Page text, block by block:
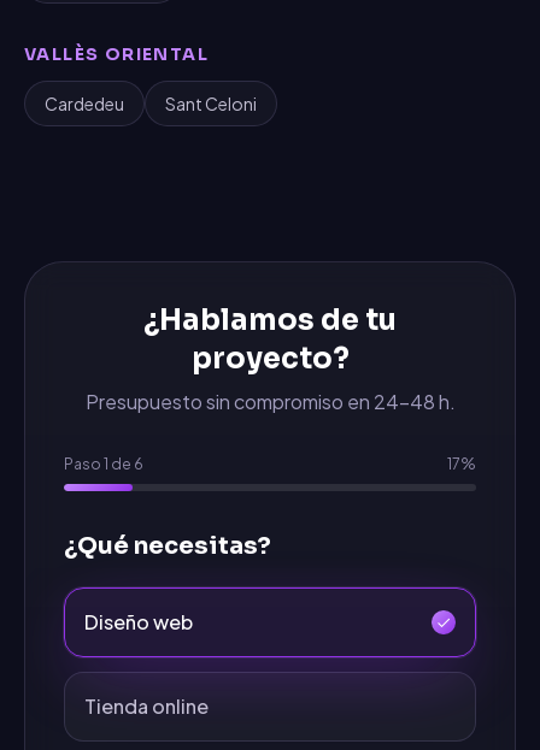
VALLÈS ORIENTAL
Cardedeu Sant Celoni
¿Hablamos de tu
proyecto?
Presupuesto sin compromiso en 24-48 h.
Paso 1 de 6 17%
¿Qué necesitas?
Diseño web
Tienda online